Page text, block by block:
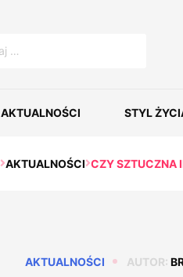
AKTUALNOŚCI STYL
AKTUALNOŚCI CZY SZTUCZNA
AKTUALNOŚCI AUTOR: